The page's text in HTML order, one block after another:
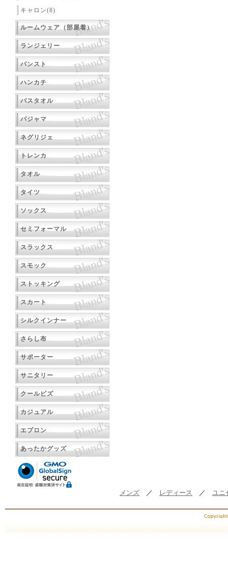
キャロン(8)
ルームウェア（部屋着）
ランジェリー
パンスト
ハンカチ
バスタオル
パジャマ
ネグリジェ
トレンカ
タオル
タイツ
ソックス
セミフォーマル
スラックス
スモック
ストッキング
スカート
シルクインナー
さらし布
サポーター
サニタリー
クールビズ
カジュアル
エプロン
あったかグッズ
メンズ ／ レディース ／ ユニ